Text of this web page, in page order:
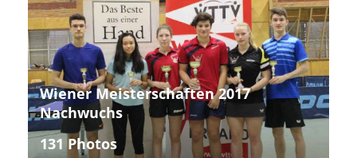
Wiener Meisterschaften 2017
Nachwuchs
131 Photos